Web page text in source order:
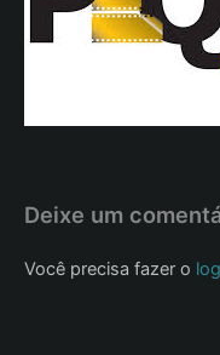
Deixe um
Você precisa fazer o